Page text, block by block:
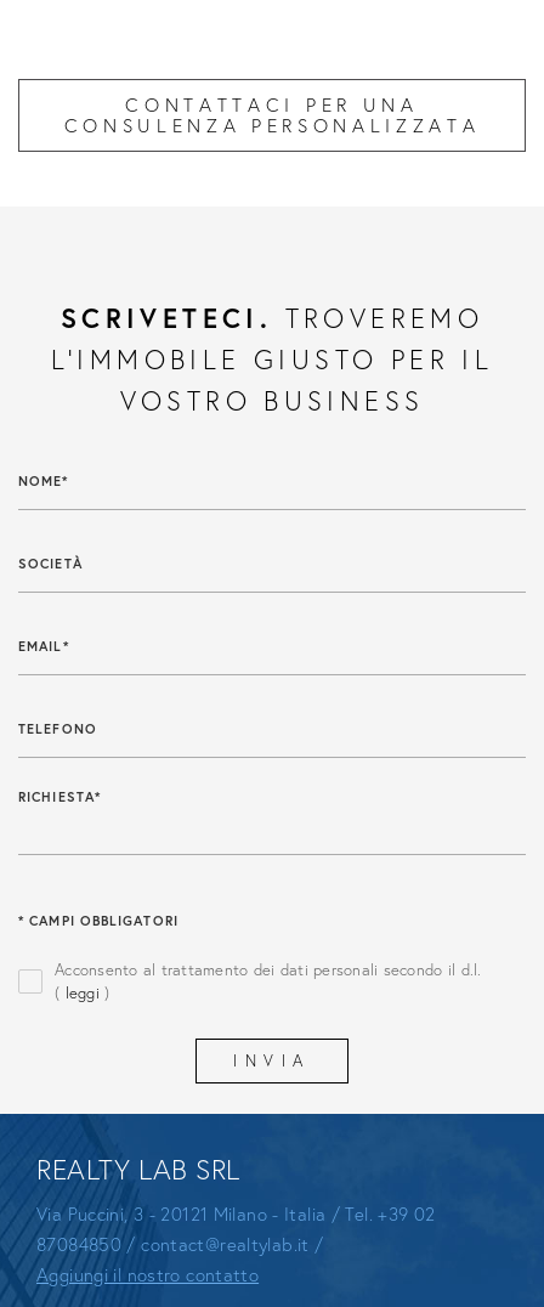
CONTATTACI PER UNA
CONSULENZA PERSONALIZZATA
SCRIVETECI. TROVEREMO
L'IMMOBILE GIUSTO PER IL
VOSTRO BUSINESS
NOME*
SOCIETÀ
EMAIL*
TELEFONO
RICHIESTA*
* CAMPI OBBLIGATORI
Acconsento al trattamento dei dati personali secondo il d.l.
( leggi )
REALTY LAB SRL
Via Puccini, 3 - 20121 Milano - Italia / Tel.+39 02
87084850 /contact@realtylab.it /
Aggiungi il nostro contatto